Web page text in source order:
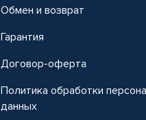
Обмен и возврат
Гарантия
Договор-оферта
Политика обработки
данных